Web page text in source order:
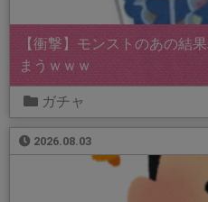
【衝撃】モンストのあの結
まうｗｗｗ
ガチャ
2026.08.03